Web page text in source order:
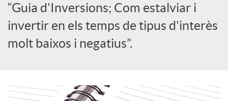
d
o
r
“Guia d'Inversions; Com estalviar i
invertir en els temps de tipus d'interès
molt baixos i negatius”.